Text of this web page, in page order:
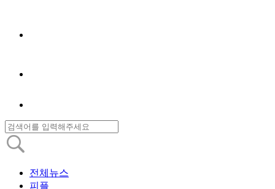
전체뉴스
피플